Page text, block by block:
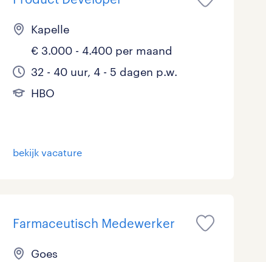
Bouw 0
Commercieel / Verkoop
Juridisch 0
HAVO/VWO 0
MBO 20
17 - 24 uur 3
37 - 40+ uur
Tijdelijk met uitzicht op vast 48
Kapelle
€ 3.000 - 4.400 per maand
32 - 40 uur, 4 - 5 dagen p.w.
HBO
bekijk vacature
Farmaceutisch Medewerker
Goes